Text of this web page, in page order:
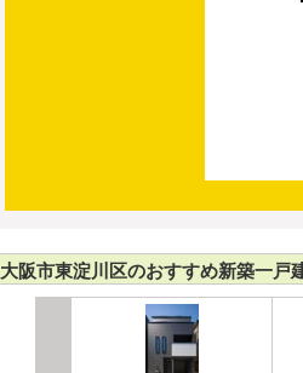
大阪市東淀川区のおすすめ新築一戸